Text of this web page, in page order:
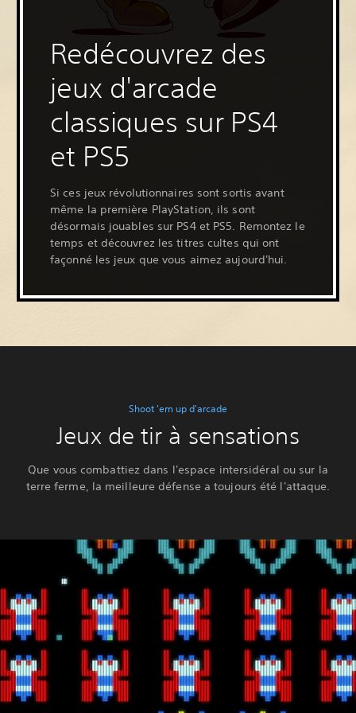
Redécouvrez des
jeux d'arcade
classiques sur PS4
et PS5
Si ces jeux révolutionnaires sont sortis avant
même la première PlayStation, ils sont
désormais jouables sur PS4 et PS5. Remontez le
temps et découvrez les titres cultes qui ont
façonné les jeux que vous aimez aujourd'hui.
Shoot 'em up d'arcade
Jeux de tir à sensations
Que vous combattiez dans l'espace intersidéral ou sur la
terre ferme, la meilleure défense a toujours été l'attaque.